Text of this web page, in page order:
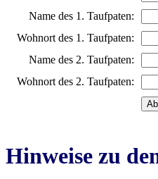
Name des 1. Taufpaten:
Wohnort des 1. Taufpaten:
Name des 2. Taufpaten:
Wohnort des 2. Taufpaten:
Hinweise zu